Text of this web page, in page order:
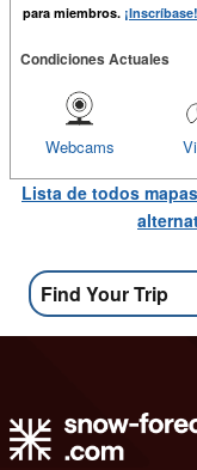
para miembros. ¡Inscríbase!
Condiciones Actuales
Webcams
Lista de todos
Find Your Trip